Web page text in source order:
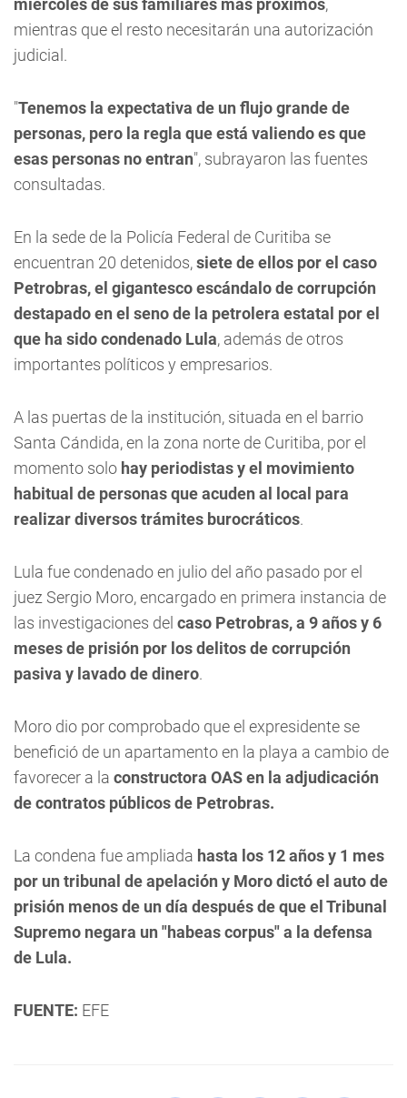
miércoles de sus familiares más próximos,
mientras que el resto necesitarán una autorización
judicial.
"Tenemos la expectativa de un flujo grande de
personas, pero la regla que está valiendo es que
esas personas no entran", subrayaron las fuentes
consultadas.
En la sede de la Policía Federal de Curitiba se
encuentran 20 detenidos,siete de ellos por el caso
Petrobras, el gigantesco escándalo de corrupción
destapado en el seno de la petrolera estatal por el
que ha sido condenado Lula, además de otros
importantes políticos y empresarios.
A las puertas de la institución, situada en el barrio
Santa Cándida, en la zona norte de Curitiba, por el
momento solo hay periodistas y el movimiento
habitual de personas que acuden al local para
realizar diversos trámites burocráticos.
Lula fue condenado en julio del año pasado por el
juez Sergio Moro, encargado en primera instancia de
las investigaciones del caso Petrobras, a 9 años y 6
meses de prisión por los delitos de corrupción
pasiva y lavado de dinero.
Moro dio por comprobado que el expresidente se
benefició de un apartamento en la playa a cambio de
favorecer a la constructora OAS en la adjudicación
de contratos públicos de Petrobras.
La condena fue ampliada hasta los 12 años y 1 mes
por un tribunal de apelación y Moro dictó el auto de
prisión menos de un día después de que el Tribunal
Supremo negara un "habeas corpus" a la defensa
de Lula.
FUENTE: EFE